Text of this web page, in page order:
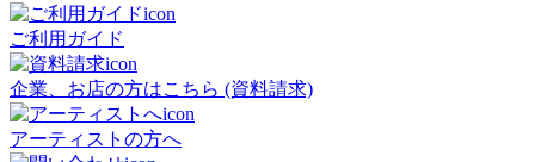
ご利用ガイド
企業、お店の方はこちら (資料請求)
アーティストの方へ